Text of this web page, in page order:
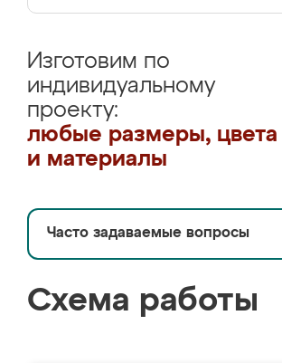
Изготовим по
индивидуальному
проекту:
любые размеры, цвета
и материалы
Часто задаваемые вопросы
Схема работы